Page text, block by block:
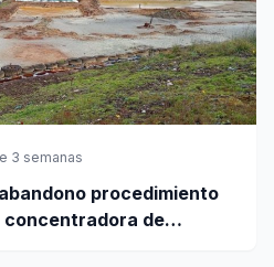
3 semanas
procedimiento
de